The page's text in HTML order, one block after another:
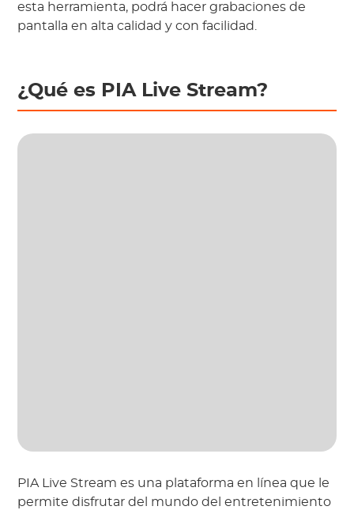
esta herramienta, podrá hacer grabaciones de
pantalla en alta calidad y con facilidad.
¿Qué es PIA Live Stream?
PIA Live Stream es una plataforma en línea que le
permite disfrutar del mundo del entretenimiento